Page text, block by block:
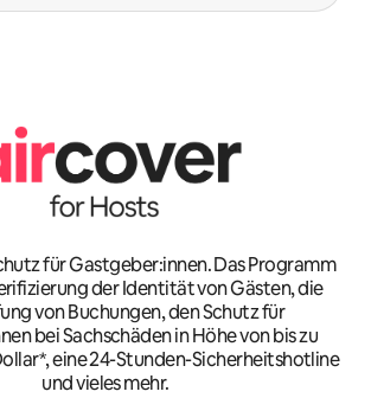
für Gastgeber:innen. Das Programm
der Identität von Gästen, die
von Buchungen, den Schutz für
bei Sachschäden in Höhe von bis zu
eine 24-Stunden-Sicherheitshotline
und vieles mehr.